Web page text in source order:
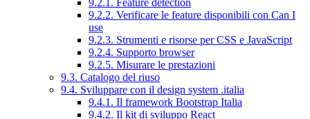
9.2.2. Verificare le feature disponibili con Can I
use
9.2.3. Strumenti e risorse per CSS e JavaScript
9.2.4. Supporto browser
9.2.5. Misurare le prestazioni
9.3. Catalogo del riuso
9.4. Sviluppare con il design system .italia
9.4.1. Il framework Bootstrap Italia
9.4.2. Il kit di sviluppo React